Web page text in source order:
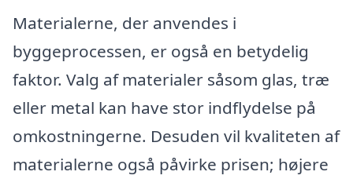
Materialerne, der anvendes i
byggeprocessen, er også en betydelig
faktor. Valg af materialer såsom glas, træ
eller metal kan have stor indflydelse på
omkostningerne. Desuden vil kvaliteten af
materialerne også påvirke prisen; højere